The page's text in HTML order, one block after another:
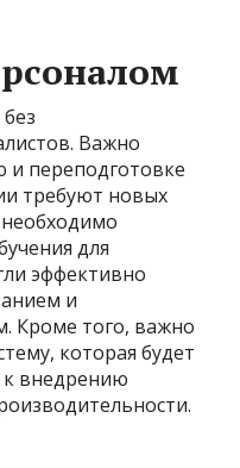
Важно
и переподготовке
требуют новых
для
эффективно
и
Кроме того, важно
которая будет
к внедрению